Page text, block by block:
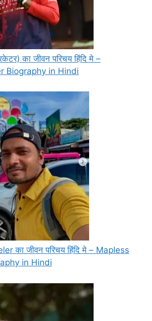
का जीवन परिचय हिंदि मे –
Biography in Hindi
का जीवन परिचय हिंदि मे – Mapless
in Hindi